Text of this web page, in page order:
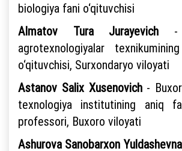
biologiya fani o‘qituvchisi
Almatov Tura Jurayevich -
agrotexnologiyalar
o‘qituvchisi, Surxondaryo viloyati
Astanov Salix Xusenovich-
texnologiya institutining aniq
professori, Buxoro viloyati
Ashurova Sanobarxon Yuldashevna